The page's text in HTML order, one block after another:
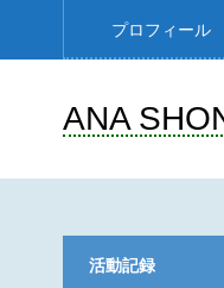
プロフィール
ANA
活動記録